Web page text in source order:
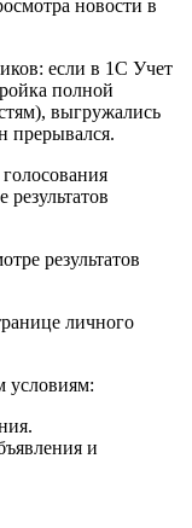
новости в
если в 1С Учет
полной
выгружались
прерывался.
результатов
личного
условиям:
и